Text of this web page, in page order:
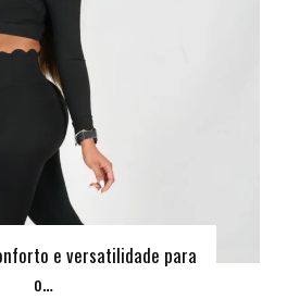
e versatilidade para
o…